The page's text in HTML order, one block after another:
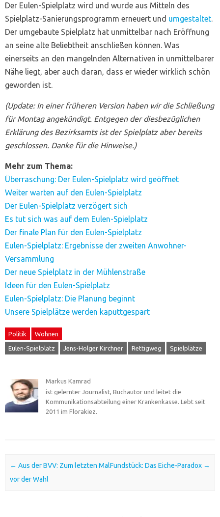
Der Eulen-Spielplatz wird und wurde aus Mitteln des
Spielplatz-Sanierungsprogramm erneuert und umgestaltet.
Der umgebaute Spielplatz hat unmittelbar nach Eröffnung
an seine alte Beliebtheit anschließen können. Was
einerseits an den mangelnden Alternativen in unmittelbarer
Nähe liegt, aber auch daran, dass er wieder wirklich schön
geworden ist.
(Update: In einer früheren Version haben wir die Schließung
für Montag angekündigt. Entgegen der diesbezüglichen
Erklärung des Bezirksamts ist der Spielplatz aber bereits
geschlossen. Danke für die Hinweise.)
Mehr zum Thema:
Überraschung: Der Eulen-Spielplatz wird geöffnet
Weiter warten auf den Eulen-Spielplatz
Der Eulen-Spielplatz verzögert sich
Es tut sich was auf dem Eulen-Spielplatz
Der finale Plan für den Eulen-Spielplatz
Eulen-Spielplatz: Ergebnisse der zweiten Anwohner-
Versammlung
Der neue Spielplatz in der Mühlenstraße
Ideen für den Eulen-Spielplatz
Eulen-Spielplatz: Die Planung beginnt
Unsere Spielplätze werden kaputtgespart
Politik Wohnen
Eulen-Spielplatz Jens-Holger Kirchner Rettigweg Spielplätze
Markus Kamrad
ist gelernter Journalist, Buchautor und leitet die
Kommunikationsabteilung einer Krankenkasse. Lebt seit
2011 im Florakiez.
Post navigation
← Aus der BVV: Zum letzten Mal
vor der Wahl
Fundstück: Das Eiche-Paradox →